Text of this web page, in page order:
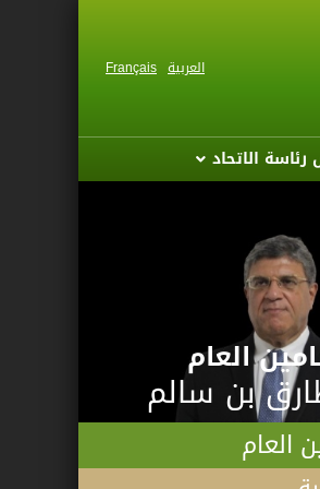
العربية Français
الاتحاد
العام
بن سالم
العام